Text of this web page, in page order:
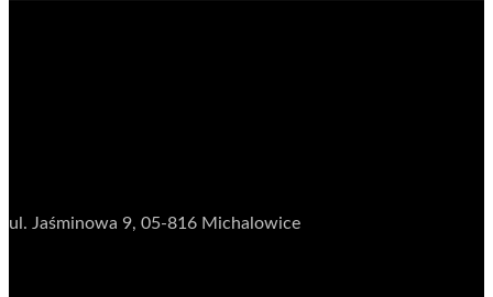
ul. Jaśminowa 9, 05-816 Michalowice